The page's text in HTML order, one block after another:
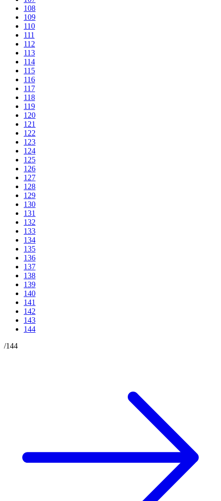
108
109
110
111
112
113
114
115
116
117
118
119
120
121
122
123
124
125
126
127
128
129
130
131
132
133
134
135
136
137
138
139
140
141
142
143
144
/144